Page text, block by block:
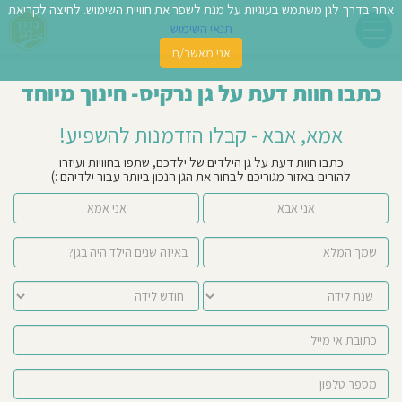
כתבו חוות דעת על גן נרקיס- חינוך מיוחד
אמא, אבא - קבלו הזדמנות להשפיע!
כתבו חוות דעת על גן הילדים של ילדכם, שתפו בחוויות ועיזרו
להורים באזור מגוריכם לבחור את הגן הנכון ביותר עבור ילדיהם :)
אני אמא אני אבא
אתר בדרך לגן משתמש בעוגיות על מנת לשפר את חוויית השימוש. לחיצה לקריאת
תנאי השימוש
אני מאשר/ת